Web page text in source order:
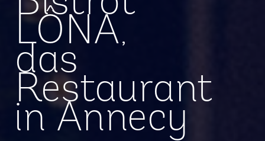
LÔNA,
das
Restaurant
in Annecy